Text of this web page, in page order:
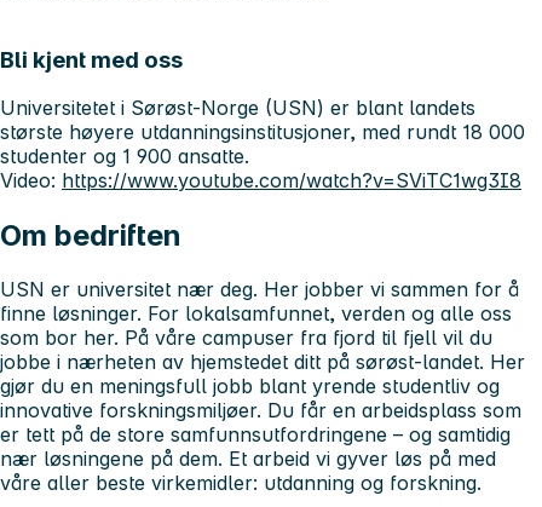
Bli kjent med oss
Universitetet i Sørøst-Norge (USN) er blant landets
største høyere utdanningsinstitusjoner, med rundt 18 000
studenter og 1 900 ansatte.
Video: https://www.youtube.com/watch?v=SViTC1wg3I8
Om bedriften
USN er universitet nær deg. Her jobber vi sammen for å
finne løsninger. For lokalsamfunnet, verden og alle oss
som bor her. På våre campuser fra fjord til fjell vil du
jobbe i nærheten av hjemstedet ditt på sørøst-landet. Her
gjør du en meningsfull jobb blant yrende studentliv og
innovative forskningsmiljøer. Du får en arbeidsplass som
er tett på de store samfunnsutfordringene – og samtidig
nær løsningene på dem. Et arbeid vi gyver løs på med
våre aller beste virkemidler: utdanning og forskning.